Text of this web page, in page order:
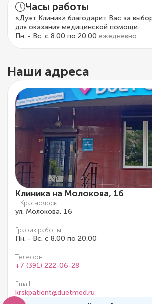
Часы работы
«Дуэт Клиник» благодарит Вас за
для оказания медицинской помощи.
Пн. - Вс. с 8.00 по 20.00 ежедневно
Наши адреса
Клиника на Молокова, 16
г. Красноярск
ул. Молокова, 16
График работы
Пн. - Вс. с 8.00 по 20.00
Телефон
+7 (391) 222-06-28
Email
krskpatient@duetmed.ru